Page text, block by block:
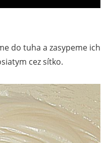
do tuha a zasypeme ich
cez sítko.